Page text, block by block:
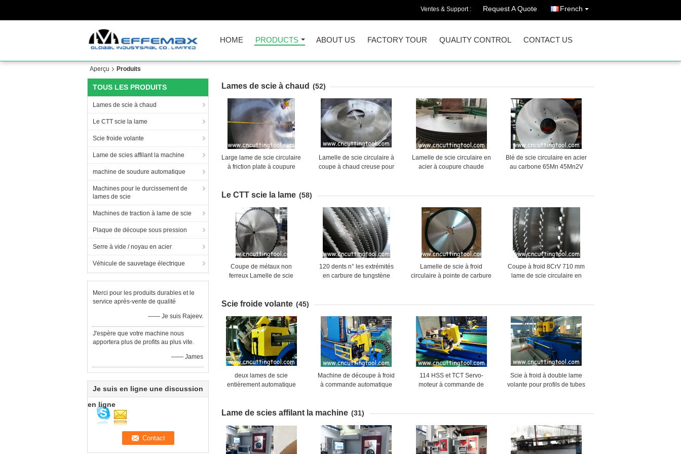
Ventes & Support : Request A Quote French
HOME PRODUCTS ABOUT US FACTORY TOUR QUALITY CONTROL CONTACT US
Aperçu Produits
TOUS LES PRODUITS
Lames de scie à chaud
Le CTT scie la lame
Scie froide volante
Lame de scies affilant la machine
machine de soudure automatique
Machines pour le durcissement de
lames de scie
Machines de traction à lame de scie
Plaque de découpe sous pression
Serre à vide / noyau en acier
Véhicule de sauvetage électrique
Merci pour les produits durables et le
service après-vente de qualité
—— Je suis Rajeev.
J'espère que votre machine nous
apportera plus de profits au plus vite.
—— James
Je suis en ligne une discussion
en ligne
Lames de scie à chaud (52)
Large lame de scie circulaire
à friction plate à coupure
Lamelle de scie circulaire à
coupe à chaud creuse pour
Lamelle de scie circulaire en
acier à coupure chaude
Blé de scie circulaire en acier
au carbone 65Mn 45Mn2V
Le CTT scie la lame (58)
Coupe de métaux non
ferreux Lamelle de scie
en aluminium
120 dents n° les extrémités
en carbure de tungstène
Lamelle de scie à froid
circulaire à pointe de carbure
Coupe à froid 8CrV 710 mm
lame de scie circulaire en
Scie froide volante (45)
deux lames de scie
entièrement automatique
de 165 mm max
Machine de découpe à froid
à commande automatique
114 HSS et TCT Servo-
moteur à commande de
Scie à froid à double lame
volante pour profils de tubes
Lame de scies affilant la machine (31)